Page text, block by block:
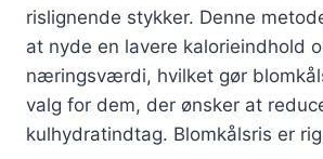
rislignende stykker. Denne
at nyde en lavere kalorieindhold
næringsværdi, hvilket gør
valg for dem, der ønsker at
kulhydratindtag. Blomkålsris er